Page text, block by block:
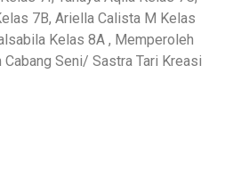
7B, Ariella Calista M Kelas
Kelas 8A , Memperoleh
Cabang Seni/ Sastra Tari Kreasi